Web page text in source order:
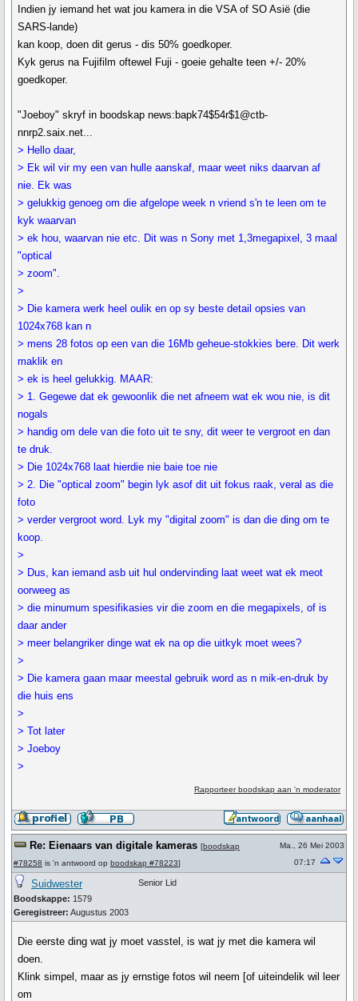
Indien jy iemand het wat jou kamera in die VSA of SO Asië (die
SARS-lande)
kan koop, doen dit gerus - dis 50% goedkoper.
Kyk gerus na Fujifilm oftewel Fuji - goeie gehalte teen +/- 20%
goedkoper.
"Joeboy" skryf in boodskap news:bapk74$54r$1@ctb-
nnrp2.saix.net...
> Hello daar,
> Ek wil vir my een van hulle aanskaf, maar weet niks daarvan af
nie. Ek was
> gelukkig genoeg om die afgelope week n vriend s'n te leen om te
kyk waarvan
> ek hou, waarvan nie etc. Dit was n Sony met 1,3megapixel, 3 maal
"optical
> zoom".
>
> Die kamera werk heel oulik en op sy beste detail opsies van
1024x768 kan n
> mens 28 fotos op een van die 16Mb geheue-stokkies bere. Dit werk
maklik en
> ek is heel gelukkig. MAAR:
> 1. Gegewe dat ek gewoonlik die net afneem wat ek wou nie, is dit
nogals
> handig om dele van die foto uit te sny, dit weer te vergroot en dan
te druk.
> Die 1024x768 laat hierdie nie baie toe nie
> 2. Die "optical zoom" begin lyk asof dit uit fokus raak, veral as die
foto
> verder vergroot word. Lyk my "digital zoom" is dan die ding om te
koop.
>
> Dus, kan iemand asb uit hul ondervinding laat weet wat ek meot
oorweeg as
> die minumum spesifikasies vir die zoom en die megapixels, of is
daar ander
> meer belangriker dinge wat ek na op die uitkyk moet wees?
>
> Die kamera gaan maar meestal gebruik word as n mik-en-druk by
die huis ens
>
> Tot later
> Joeboy
>
Rapporteer boodskap aan 'n moderator
Re: Eienaars van digitale kameras [boodskap
#78258 is 'n antwoord op boodskap #78223]
Ma., 26 Mei 2003
07:17
Suidwester
Boodskappe: 1579
Geregistreer: Augustus 2003
Senior Lid
Die eerste ding wat jy moet vasstel, is wat jy met die kamera wil
doen.
Klink simpel, maar as jy ernstige fotos wil neem [of uiteindelik wil leer
om